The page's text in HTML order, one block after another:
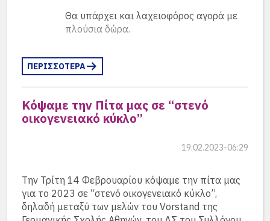
Θα υπάρχει και λαχειοφόρος αγορά με
πλούσια δώρα.
Τηρώντας μία παράδοση ετών ο
Κωνσταντίνος Μαραμένος, απόφοιτος
του 2001, προσφέρει 3 γούρια και ένα
κόσμημα από το κοσμηματοπωλείο
“Μαραμένος – Πατέρας
Το ξενοδοχείο
Poseidonion
Grand Hotel Spetses προσφέρει
όπως και πέρυσι δύο διανυκτερεύσεις
ΠΕΡΙΣΣΟΤΕΡΑ
Κόψαμε την Πίτα μας σε “στενό
οικογενειακό κύκλο”
19.02.2023-06:29
Την Τρίτη 14 Φεβρουαρίου κόψαμε την πίτα μας
για το 2023 σε “στενό οικογενειακό κύκλο”,
δηλαδή μεταξύ των μελών του Vorstand της